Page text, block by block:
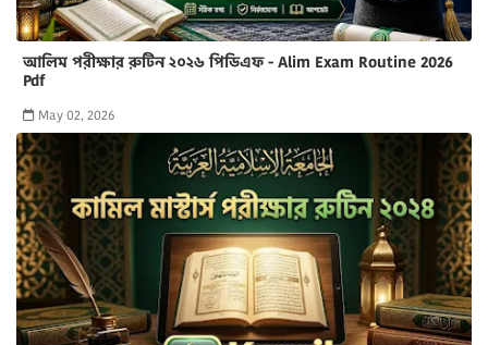
আলিম পরীক্ষার রুটিন ২০২৬ পিডিএফ - Alim Exam Routine 2026
Pdf
May 02, 2026